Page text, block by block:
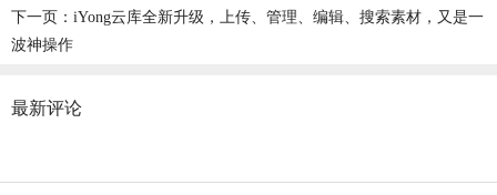
下一页： iYong云库全新升级，上传、管理、编辑、搜索素材，又是一
波神操作
最新评论